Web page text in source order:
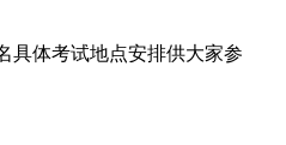
具体考试地点安排供大家参